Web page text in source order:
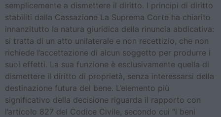
semplicemente a dismettere il diritto. I principi di diritto
stabiliti dalla Cassazione La Suprema Corte ha chiarito
innanzitutto la natura giuridica della rinuncia abdicativa:
si tratta di un atto unilaterale e non recettizio, che non
richiede l’accettazione di alcun soggetto per produrre i
suoi effetti. La sua funzione è esclusivamente quella di
dismettere il diritto di proprietà, senza interessarsi della
destinazione futura del bene. L’elemento più
significativo della decisione riguarda il rapporto con
l’articolo 827 del Codice Civile, secondo cui “i beni